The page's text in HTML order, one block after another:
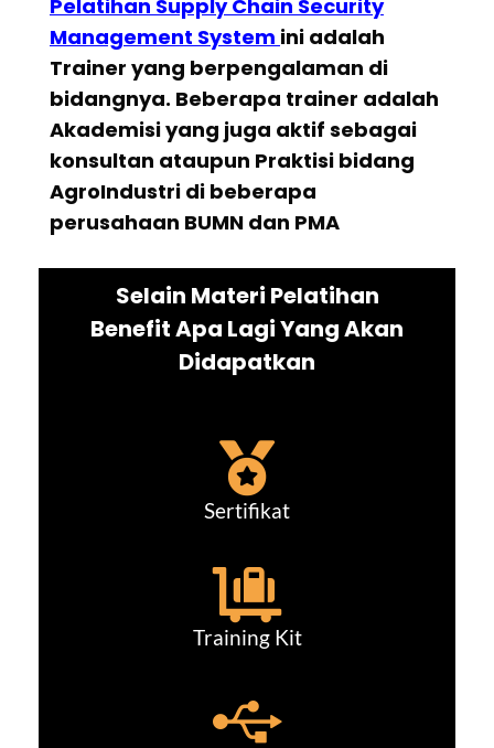
Pelatihan Supply Chain Security
Management System ini adalah
Trainer yang berpengalaman di
bidangnya. Beberapa trainer adalah
Akademisi yang juga aktif sebagai
konsultan ataupun Praktisi bidang
AgroIndustri di beberapa
perusahaan BUMN dan PMA
Selain Materi Pelatihan
Benefit Apa Lagi Yang Akan
Didapatkan
Sertifikat
Training Kit